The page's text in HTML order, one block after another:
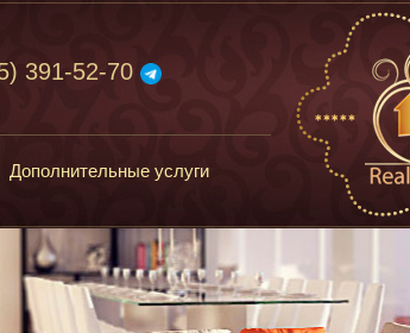
391-52-70
Дополнительные услуги